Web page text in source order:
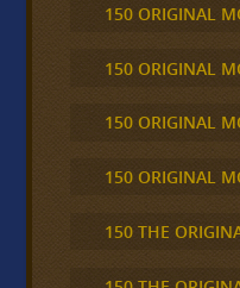
150 ORIGINAL
150 ORIGINAL
150 ORIGINAL
150 ORIGINAL
150 THE